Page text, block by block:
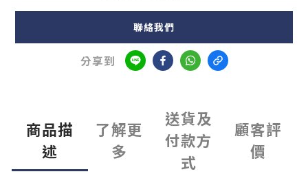
聯絡我們
分享到
商品描
述
了解更
多
送貨及
付款方
式
顧客評
價